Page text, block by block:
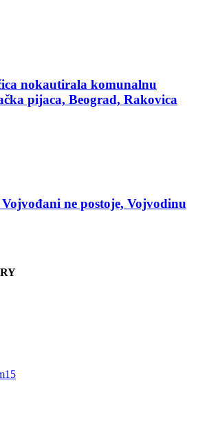
nokautirala komunalnu
pijaca, Beograd, Rakovica
ne postoje, Vojvodinu
15